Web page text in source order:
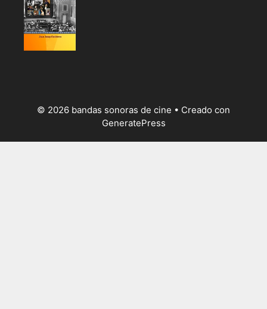
© 2026 bandas sonoras de cine • Creado con
GeneratePress